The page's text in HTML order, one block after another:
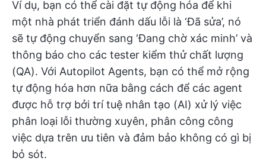
Ví dụ, bạn có thể cài đặt tự động hóa để khi
một nhà phát triển đánh dấu lỗi là ‘Đã sửa’, nó
sẽ tự động chuyển sang ‘Đang chờ xác minh’ và
thông báo cho các tester kiểm thử chất lượng
(QA). Với Autopilot Agents, bạn có thể mở rộng
tự động hóa hơn nữa bằng cách để các agent
được hỗ trợ bởi trí tuệ nhân tạo (AI) xử lý việc
phân loại lỗi thường xuyên, phân công công
việc dựa trên ưu tiên và đảm bảo không có gì bị
bỏ sót.